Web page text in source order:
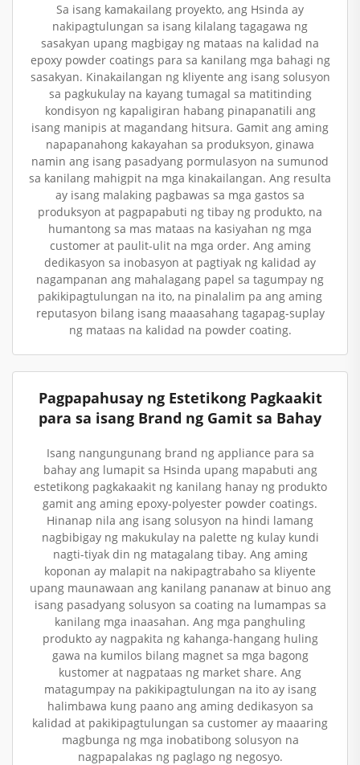
Sa isang kamakailang proyekto, ang Hsinda ay
nakipagtulungan sa isang kilalang tagagawa ng
sasakyan upang magbigay ng mataas na kalidad na
epoxy powder coatings para sa kanilang mga bahagi ng
sasakyan. Kinakailangan ng kliyente ang isang solusyon
sa pagkukulay na kayang tumagal sa matitinding
kondisyon ng kapaligiran habang pinapanatili ang
isang manipis at magandang hitsura. Gamit ang aming
napapanahong kakayahan sa produksyon, ginawa
namin ang isang pasadyang pormulasyon na sumunod
sa kanilang mahigpit na mga kinakailangan. Ang resulta
ay isang malaking pagbawas sa mga gastos sa
produksyon at pagpapabuti ng tibay ng produkto, na
humantong sa mas mataas na kasiyahan ng mga
customer at paulit-ulit na mga order. Ang aming
dedikasyon sa inobasyon at pagtiyak ng kalidad ay
nagampanan ang mahalagang papel sa tagumpay ng
pakikipagtulungan na ito, na pinalalim pa ang aming
reputasyon bilang isang maaasahang tagapag-suplay
ng mataas na kalidad na powder coating.
Pagpapahusay ng Estetikong Pagkaakit
para sa isang Brand ng Gamit sa Bahay
Isang nangungunang brand ng appliance para sa
bahay ang lumapit sa Hsinda upang mapabuti ang
estetikong pagkakaakit ng kanilang hanay ng produkto
gamit ang aming epoxy-polyester powder coatings.
Hinanap nila ang isang solusyon na hindi lamang
nagbibigay ng makukulay na palette ng kulay kundi
nagti-tiyak din ng matagalang tibay. Ang aming
koponan ay malapit na nakipagtrabaho sa kliyente
upang maunawaan ang kanilang pananaw at binuo ang
isang pasadyang solusyon sa coating na lumampas sa
kanilang mga inaasahan. Ang mga panghuling
produkto ay nagpakita ng kahanga-hangang huling
gawa na kumilos bilang magnet sa mga bagong
kustomer at nagpataas ng market share. Ang
matagumpay na pakikipagtulungan na ito ay isang
halimbawa kung paano ang aming dedikasyon sa
kalidad at pakikipagtulungan sa customer ay maaaring
magbunga ng mga inobatibong solusyon na
nagpapalakas ng paglago ng negosyo.